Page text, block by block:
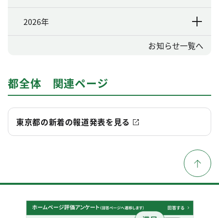
2026年
お知らせ一覧へ
都全体 関連ページ
東京都の新着の報道発表を見る